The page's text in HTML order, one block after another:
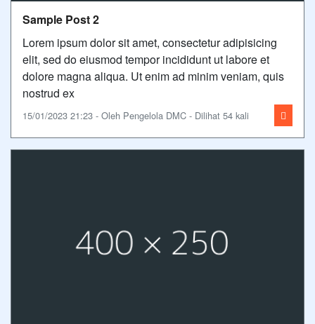
Sample Post 2
Lorem ipsum dolor sit amet, consectetur adipisicing
elit, sed do eiusmod tempor incididunt ut labore et
dolore magna aliqua. Ut enim ad minim veniam, quis
nostrud ex
15/01/2023 21:23 - Oleh Pengelola DMC - Dilihat 54 kali